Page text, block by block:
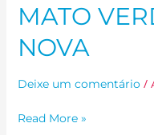
MATO
NOVA
Deixe um comentário /
MATO
VERDE
vs
NOVA
Read More »